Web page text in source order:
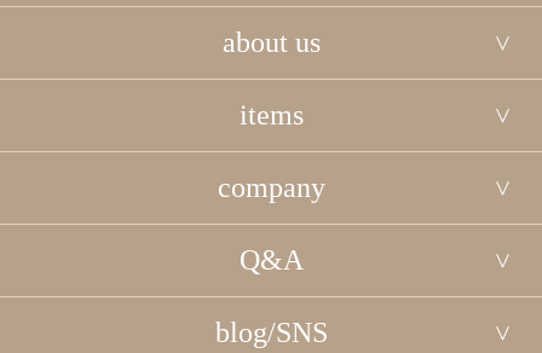
about us
items
company
Q&A
blog/SNS